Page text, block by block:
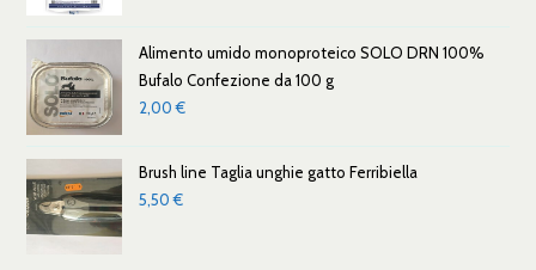
Alimento umido monoproteico SOLO DRN 100%
Bufalo Confezione da 100 g
2,00€
Brush line Taglia unghie gatto Ferribiella
5,50€